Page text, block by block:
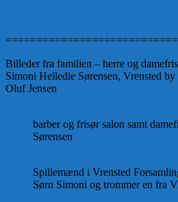
Billeder fra familien – herre og
Simoni Helledie Sørensen, Vrensted
Oluf Jensen
barber og frisør salon samt
Sørensen
Spillemænd i Vrensted
Sørn Simoni og trommer en fra